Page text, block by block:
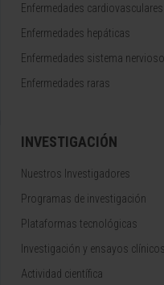
Enfermedades cardiovasculares
Enfermedades hepáticas
Enfermedades sistema nervioso
Enfermedades raras
INVESTIGACIÓN
Nuestros Investigadores
Programas de investigación
Plataformas tecnológicas
Investigación y ensayos clínicos
Actividad científica